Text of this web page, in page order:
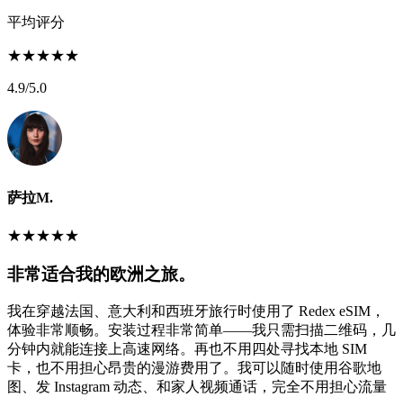
平均评分
★★★★★
4.9/5.0
萨拉M.
★★★★★
非常适合我的欧洲之旅。
我在穿越法国、意大利和西班牙旅行时使用了 Redex eSIM，
体验非常顺畅。安装过程非常简单——我只需扫描二维码，几
分钟内就能连接上高速网络。再也不用四处寻找本地 SIM
卡，也不用担心昂贵的漫游费用了。我可以随时使用谷歌地
图、发 Instagram 动态、和家人视频通话，完全不用担心流量